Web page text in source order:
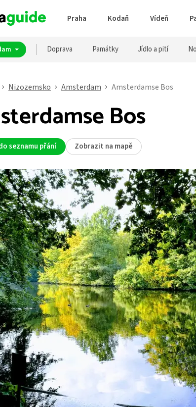
Praha Kodaň Vídeň
Doprava Památky Jídlo a pití
Nizozemsko Amsterdam Amsterdamse Bos
Bos
seznamu přání Zobrazit na mapě